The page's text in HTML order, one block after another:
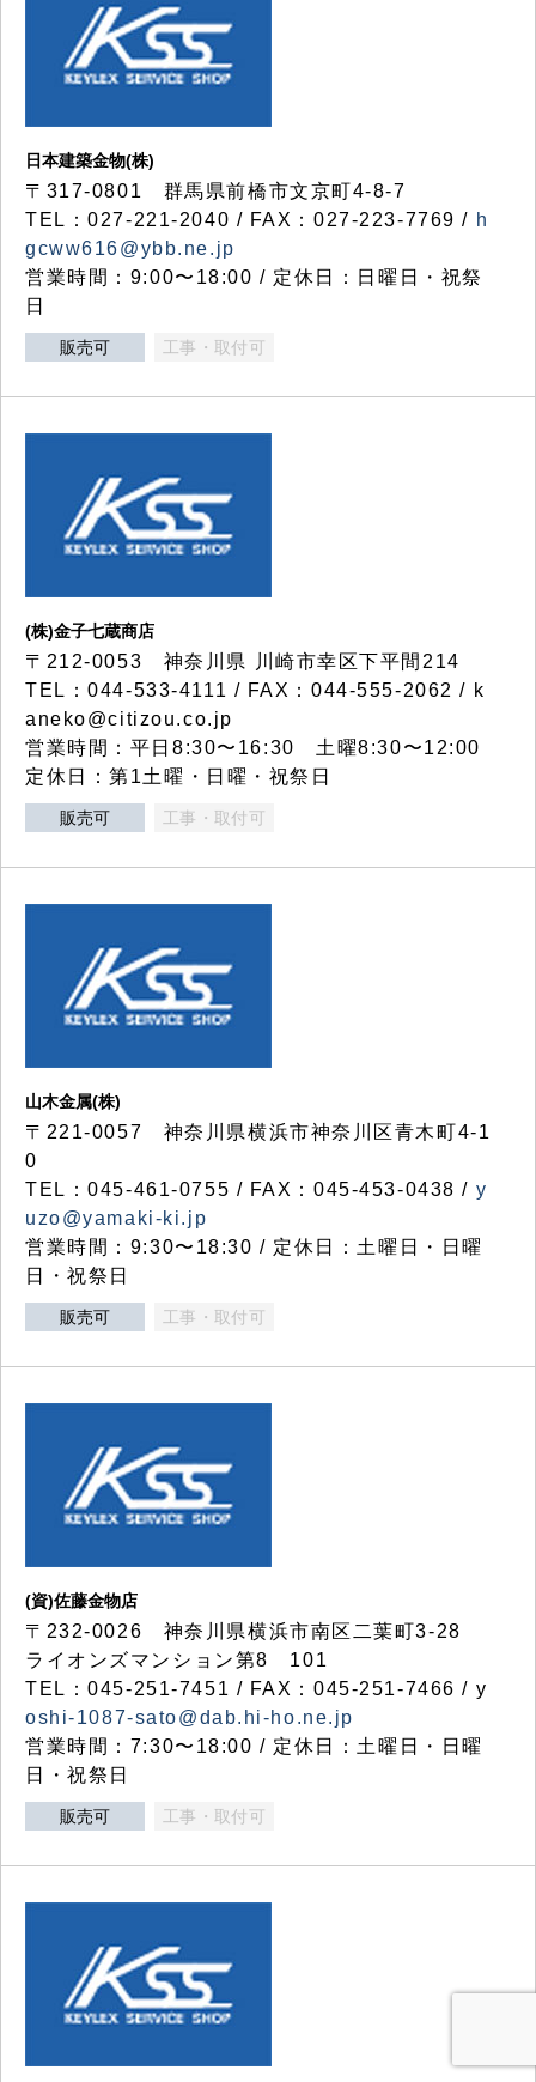
日本建築金物(株)
〒317‐0801 群馬県前橋市文京町4-8-7
TEL：027-221-2040 / FAX：027-223-7769 / h
gcww616@ybb.ne.jp
営業時間：9:00〜18:00 / 定休日：日曜日・祝祭
日
販売可 工事・取付可
(株)金子七蔵商店
〒212-0053 神奈川県 川崎市幸区下平間214
TEL：044-533-4111 / FAX：044-555-2062 / k
aneko@citizou.co.jp
営業時間：平日8:30〜16:30 土曜8:30〜12:00
定休日：第1土曜・日曜・祝祭日
販売可 工事・取付可
山木金属(株)
〒221-0057 神奈川県横浜市神奈川区青木町4-1
0
TEL：045-461-0755 / FAX：045-453-0438 / y
uzo@yamaki-ki.jp
営業時間：9:30〜18:30 / 定休日：土曜日・日曜
日・祝祭日
販売可 工事・取付可
(資)佐藤金物店
〒232-0026 神奈川県横浜市南区二葉町3-28
ライオンズマンション第8 101
TEL：045-251-7451 / FAX：045-251-7466 / y
oshi-1087-sato@dab.hi-ho.ne.jp
営業時間：7:30〜18:00 / 定休日：土曜日・日曜
日・祝祭日
販売可 工事・取付可